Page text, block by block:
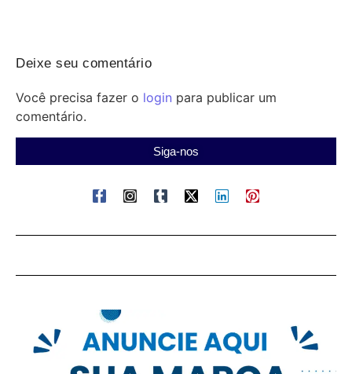
Deixe seu comentário
Você precisa fazer o login para publicar um
comentário.
Siga-nos